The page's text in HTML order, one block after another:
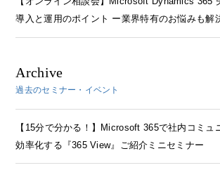
導入と運用のポイント ー業界特有のお悩みも解
Archive
過去のセミナー・イベント
【15分で分かる！】Microsoft 365で社内コミュ
効率化する『365 View』ご紹介ミニセミナー